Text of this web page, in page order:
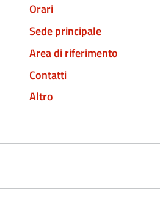
Orari
Sede principale
Area di riferimento
Contatti
Altro